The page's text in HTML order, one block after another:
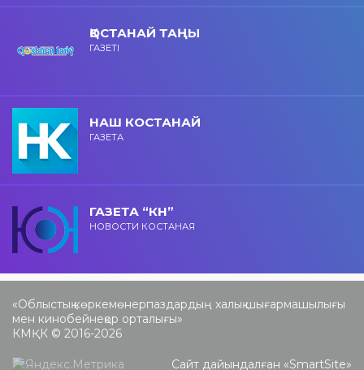
ҚОСТАНАЙ ТАҢЫ
ГАЗЕТІ
НАШ КОСТАНАЙ
ГАЗЕТА
ГАЗЕТА “КН”
НОВОСТИ КОСТАНАЯ
«Облыстық көркемөнерпаздардың халық шығармашылығы
мен кинобейнеқор орталығы»
КМҚК © 2016-2026
Сайт дайындалған «SmartSite»